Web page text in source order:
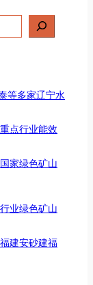
等多家辽宁水
点行业能效
家绿色矿山
业绿色矿山
建安砂建福